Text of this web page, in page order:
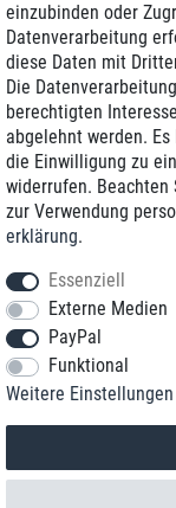
*Sie erreichen
©
einzubinden oder
Datenverarbeitung
diese Daten mit
Die
berechtigten
abgelehnt werden.
die Einwilligung zu
widerrufen. Beachten
zur Verwendung
erklärung.
Essenziell
Externe Medien
PayPal
Funktional
Weitere Einstellungen